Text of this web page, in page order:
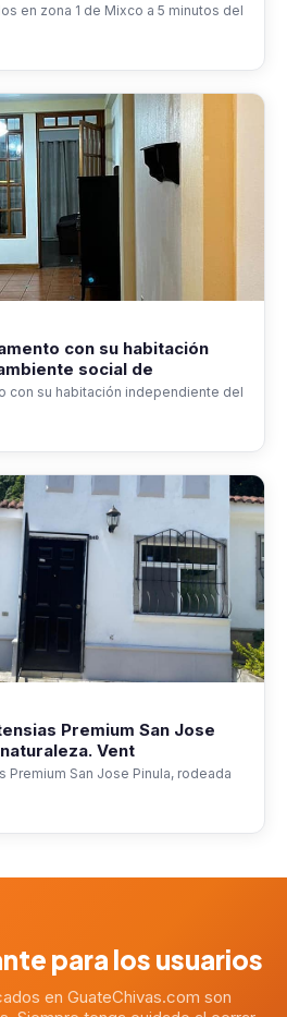
en zona 1 de Mixco a 5 minutos del
con su habitación
social de
con su habitación independiente del
Premium San Jose
Vent
Premium San Jose Pinula, rodeada
para los usuarios
en GuateChivas.com son